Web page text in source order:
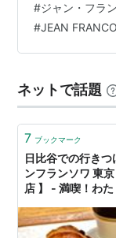
にあるわけでは
す。） 個人的
ーカリーの中で
５です。 味の
は？
#ジャン・フラ
#JEAN
ネットで話題
7 ブックマーク
日比谷での行き
ンフランソワ 東
店 】 - 満喫！わ